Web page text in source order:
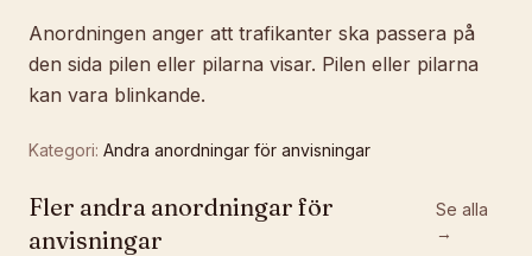
Anordningen anger att trafikanter ska passera på
den sida pilen eller pilarna visar. Pilen eller pilarna
kan vara blinkande.
Kategori: Andra anordningar för anvisningar
Fler andra anordningar för
anvisningar
Se alla
→